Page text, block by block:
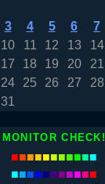
3 4 5 6 7
10 11 12 13 14
17 18 19 20 21
24 25 26 27 28
31
MONITOR CHECK!
■■■■■■■■■■■
■■■■■■■■■■■